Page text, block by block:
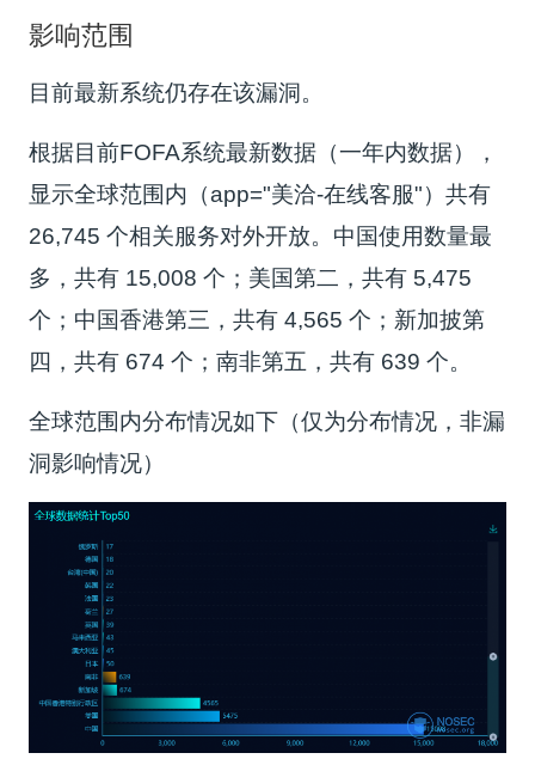
影响范围
目前最新系统仍存在该漏洞。
根据目前FOFA系统最新数据（一年内数据），
显示全球范围内（app="美洽-在线客服"）共有
26,745 个相关服务对外开放。中国使用数量最
多，共有 15,008 个；美国第二，共有 5,475
个；中国香港第三，共有 4,565 个；新加披第
四，共有 674 个；南非第五，共有 639 个。
全球范围内分布情况如下（仅为分布情况，非漏
洞影响情况）